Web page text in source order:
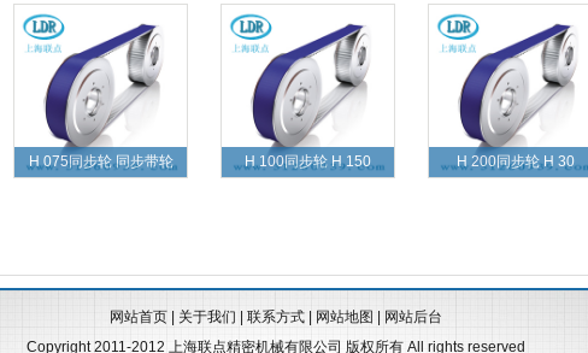
H 075同步轮 同步带轮 H 100同步轮 H 150 H 200同步轮 H 30
网站首页 关于我们 联系方式 网站地图
网站后台
Copyright 2011-2012 上海联点精密机械有限公司 版权所有 All rights reserved